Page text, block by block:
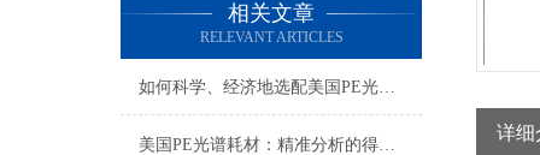
相关文章
RELEVANT ARTICLES
如何科学、经济地选配美国PE光谱耗材？
美国PE光谱耗材：精准分析的得力助手
详细